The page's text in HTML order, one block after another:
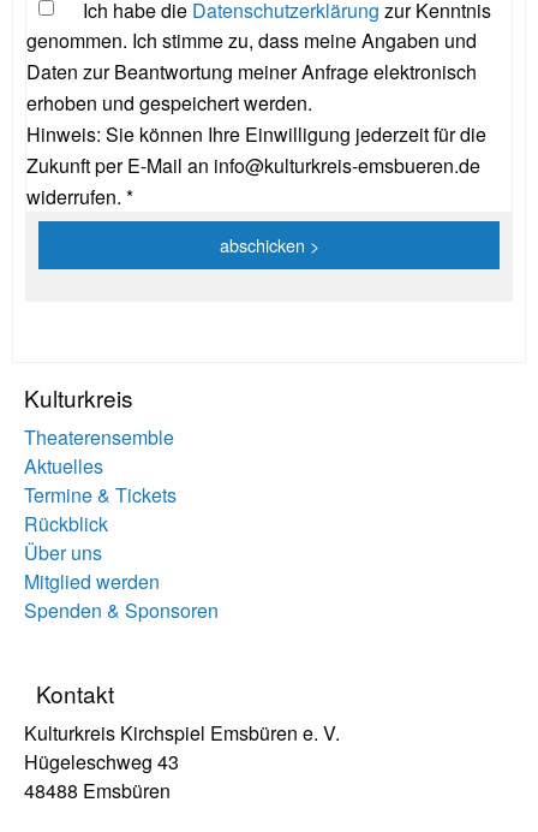
Ich habe die Datenschutzerklärung zur Kenntnis
genommen. Ich stimme zu, dass meine Angaben und
Daten zur Beantwortung meiner Anfrage elektronisch
erhoben und gespeichert werden.
Hinweis: Sie können Ihre Einwilligung jederzeit für die
Zukunft per E-Mail an info@kulturkreis-emsbueren.de
widerrufen. *
Kulturkreis
Theaterensemble
Aktuelles
Termine & Tickets
Rückblick
Über uns
Mitglied werden
Spenden & Sponsoren
Kontakt
Kulturkreis Kirchspiel Emsbüren e. V.
Hügeleschweg 43
48488 Emsbüren